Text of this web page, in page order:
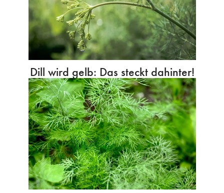
Dill wird gelb: Das steckt dahinter!